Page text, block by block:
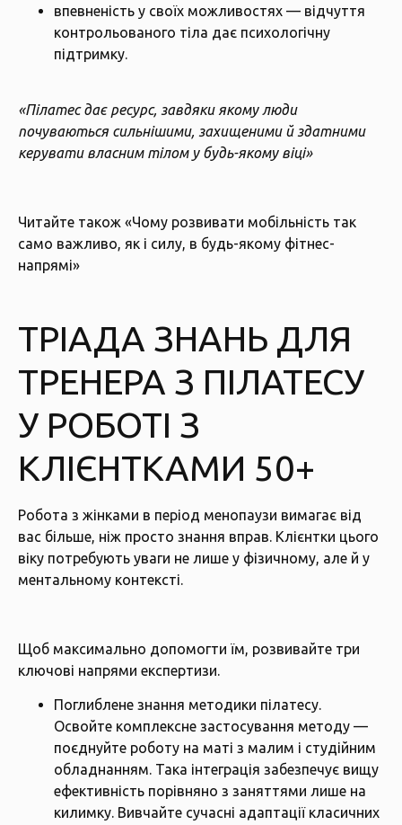
впевненість у своїх можливостях — відчуття
контрольованого тіла дає психологічну
підтримку.
«Пілатес дає ресурс, завдяки якому люди
почуваються сильнішими, захищеними й здатними
керувати власним тілом у будь-якому віці»
Читайте також «Чому розвивати мобільність так
само важливо, як і силу, в будь-якому фітнес-
напрямі»
ТРІАДА ЗНАНЬ ДЛЯ
ТРЕНЕРА З ПІЛАТЕСУ
У РОБОТІ З
КЛІЄНТКАМИ 50+
Робота з жінками в період менопаузи вимагає від
вас більше, ніж просто знання вправ. Клієнтки цього
віку потребують уваги не лише у фізичному, але й у
ментальному контексті.
Щоб максимально допомогти їм, розвивайте три
ключові напрями експертизи.
Поглиблене знання методики пілатесу.
Освойте комплексне застосування методу —
поєднуйте роботу на маті з малим і студійним
обладнанням. Така інтеграція забезпечує вищу
ефективність порівняно з заняттями лише на
килимку. Вивчайте сучасні адаптації класичних